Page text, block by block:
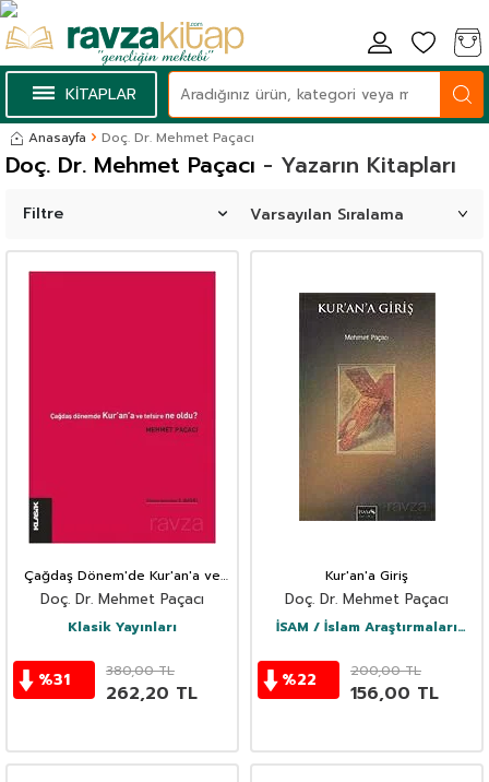
KİTAPLAR
Anasayfa Doç. Dr. Mehmet Paçacı
- Yazarın Kitapları
Doç. Dr. Mehmet Paçacı
Filtre
Çağdaş Dönem'de Kur'an'a ve
Tefsire Ne Oldu?
Doç. Dr. Mehmet Paçacı
Klasik Yayınları
%31 380,00TL
262,20 TL
Kur'an'a Giriş
Doç. Dr. Mehmet Paçacı
İSAM / İslam Araştırmaları
%22 200,00TL
156,00 TL